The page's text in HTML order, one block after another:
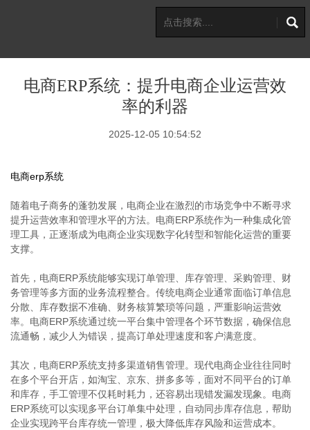
电商ERP系统：提升电商企业运营效
率的利器
2025-12-05 10:54:52
电商erp系统
随着电子商务的蓬勃发展，电商企业在激烈的市场竞争中不断寻求
提升运营效率和管理水平的方法。电商ERP系统作为一种集成化管
理工具，正逐渐成为电商企业实现数字化转型和智能化运营的重要
支撑。
首先，电商ERP系统能够实现订单管理、库存管理、采购管理、财
务管理等多方面的业务流程整合。传统电商企业通常面临订单信息
分散、库存数据不准确、财务核算繁琐等问题，严重影响运营效
率。电商ERP系统通过统一平台集中管理各个环节数据，确保信息
流通畅，减少人为错误，提高订单处理速度和客户满意度。
其次，电商ERP系统支持多渠道销售管理。现代电商企业往往同时
在多个平台开店，如淘宝、京东、拼多多等，面对不同平台的订单
和库存，手工管理不仅耗时耗力，还容易出现错发漏发现象。电商
ERP系统可以实现多平台订单集中处理，自动同步库存信息，帮助
企业实现跨平台库存统一管理，极大降低库存风险和运营成本。